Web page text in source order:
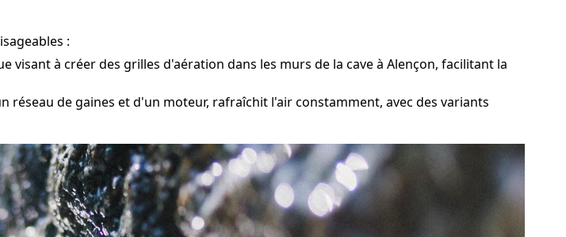
:
visant à créer des grilles d'aération dans les murs de la cave à Alençon, facilitant la
réseau de gaines et d'un moteur, rafraîchit l'air constamment, avec des variants